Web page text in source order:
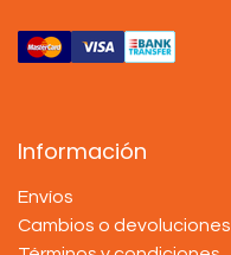
Información
Envíos
Cambios o devoluciones